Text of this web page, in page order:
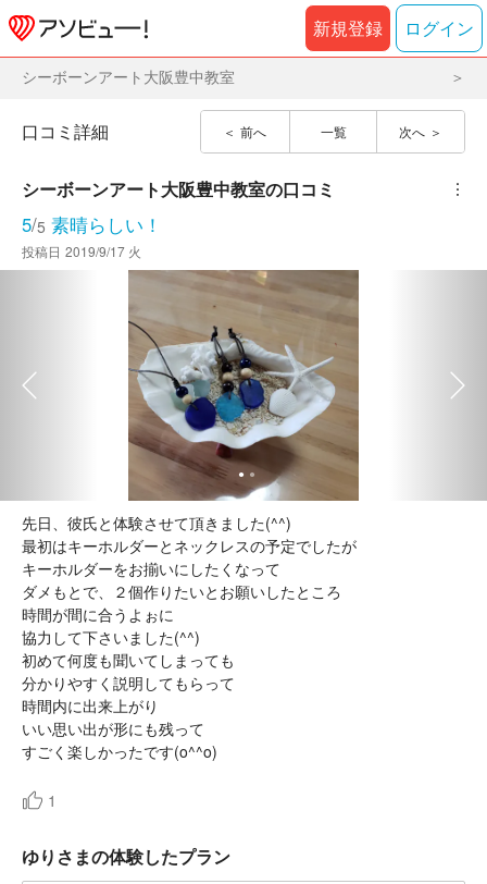
新規登録 ログイン
シーボーンアート大阪豊中教室
前へ 一覧 次へ
口コミ詳細
シーボーンアート大阪豊中教室の口コミ ︙
5/5 素晴らしい！
投稿日 2019/9/17 火
先日、彼氏と体験させて頂きました(^^)
最初はキーホルダーとネックレスの予定でしたが
キーホルダーをお揃いにしたくなって
ダメもとで、２個作りたいとお願いしたところ
時間が間に合うよぉに
協力して下さいました(^^)
初めて何度も聞いてしまっても
分かりやすく説明してもらって
時間内に出来上がり
いい思い出が形にも残って
すごく楽しかったです(o^^o)
1
ゆりさまの体験したプラン